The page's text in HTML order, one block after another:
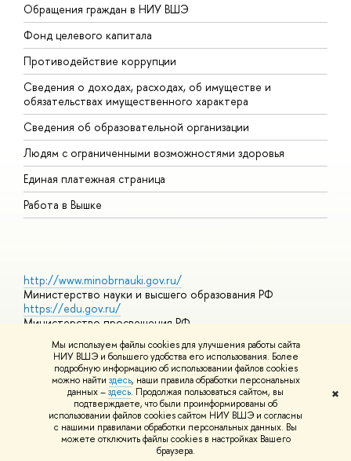
Мы используем файлы cookies для улучшения работы сайта
НИУ ВШЭ и большего удобства его использования. Более
подробную информацию об использовании файлов cookies
можно найти здесь, наши правила обработки персональных
данных –здесь. Продолжая пользоваться сайтом, вы
подтверждаете, что были проинформированы об
использовании файлов cookies сайтом НИУ ВШЭ и согласны
с нашими правилами обработки персональных данных. Вы
можете отключить файлы cookies в настройках Вашего
браузера.
✖
Обращения граждан в НИУ ВШЭ
Фонд целевого капитала
Противодействие коррупции
Сведения о доходах, расходах, об имуществе и
обязательствах имущественного характера
Сведения об образовательной организации
Людям с ограниченными возможностями здоровья
Единая платежная страница
Работа в Вышке
http://www.minobrnauki.gov.ru/
Министерство науки и высшего образования РФ
https://edu.gov.ru/
Министерство просвещения РФ
https://elearning.hse.ru/mooc
Массовые открытые онлайн-курсы
© НИУ ВШЭ 1993–2026 Адреса и контактыУсловия
использования материалов Политика конфиденциальности
Шрифты HSE Sans и HSE Slab разработаны вШколе дизайна НИУ